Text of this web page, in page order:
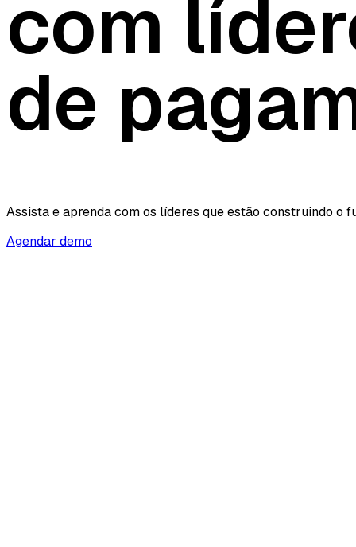
com
de
Assista e aprenda com os líderes que estão construindo o
Agendar demo